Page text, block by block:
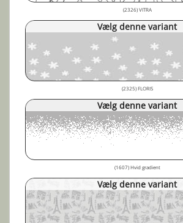
(2326) VITRA
Vælg denne variant
(2325) FLORIS
Vælg denne variant
(1607) Hvid gradient
Vælg denne variant